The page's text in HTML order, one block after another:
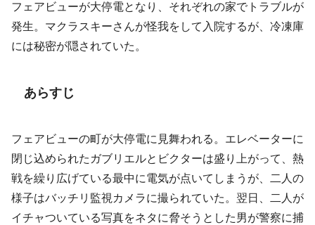
フェアビューが大停電となり、それぞれの家でトラブルが
発生。マクラスキーさんが怪我をして入院するが、冷凍庫
には秘密が隠されていた。
あらすじ
フェアビューの町が大停電に見舞われる。エレベーターに
閉じ込められたガブリエルとビクターは盛り上がって、熱
戦を繰り広げている最中に電気が点いてしまうが、二人の
様子はバッチリ監視カメラに撮られていた。翌日、二人が
イチャついている写真をネタに脅そうとした男が警察に捕